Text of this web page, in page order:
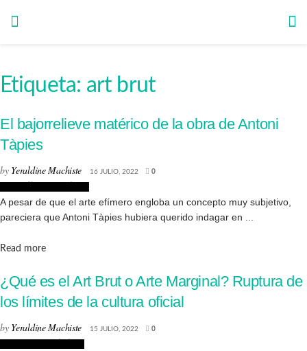
Etiqueta: art brut
El bajorrelieve matérico de la obra de Antoni
Tàpies
by Yeraldine Machiste 16 JULIO, 2022 0
A pesar de que el arte efímero engloba un concepto muy subjetivo,
pareciera que Antoni Tàpies hubiera querido indagar en ...
Read moreDetails
¿Qué es el Art Brut o Arte Marginal? Ruptura de
los límites de la cultura oficial
by Yeraldine Machiste 15 JULIO, 2022 0